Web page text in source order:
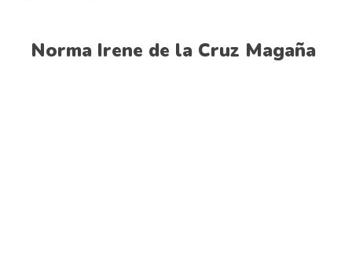
Norma Irene de la Cruz Magaña